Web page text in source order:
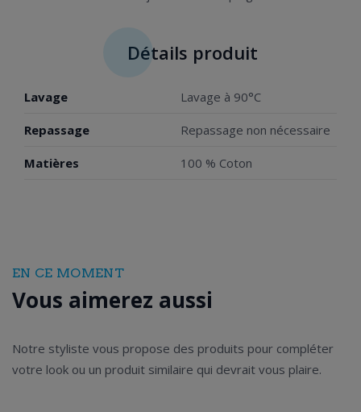
Détails produit
Lavage Lavage à 90°C
Repassage Repassage non nécessaire
Matières 100 % Coton
EN CE MOMENT
Vous aimerez aussi
Notre styliste vous propose des produits pour compléter
votre look ou un produit similaire qui devrait vous plaire.